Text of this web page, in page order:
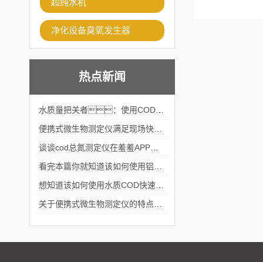
超纯水机
净化设备臭氧发生器
热点新闻